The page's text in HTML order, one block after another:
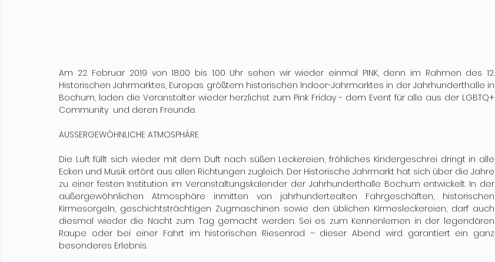
Am 22. Februar 2019 von 18.00 bis 1.00 Uhr sehen wir wieder einmal PINK, denn im Rahmen des 12.
Historischen Jahrmarktes, Europas größtem historischen Indoor-Jahrmarktes in der Jahrhunderthalle in
Bochum, laden die Veranstalter wieder herzlichst zum Pink Friday - dem Event für alle aus der LGBTQ+
Community  und deren Freunde.
AUSSERGEWÖHNLICHE ATMOSPHÄRE
Die Luft füllt sich wieder mit dem Duft nach süßen Leckereien, fröhliches Kindergeschrei dringt in alle
Ecken und Musik ertönt aus allen Richtungen zugleich. Der Historische Jahrmarkt hat sich über die Jahre
zu einer festen Institution im Veranstaltungskalender der Jahrhunderthalle Bochum entwickelt. In der
außergewöhnlichen Atmosphäre inmitten von jahrhundertealten Fahrgeschäften, historischen
Kirmesorgeln, geschichtsträchtigen Zugmaschinen sowie den üblichen Kirmesleckereien, darf auch
diesmal wieder die Nacht zum Tag gemacht werden. Sei es zum Kennenlernen in der legendären
Raupe oder bei einer Fahrt im historischen Riesenrad – dieser Abend wird garantiert ein ganz
besonderes Erlebnis.